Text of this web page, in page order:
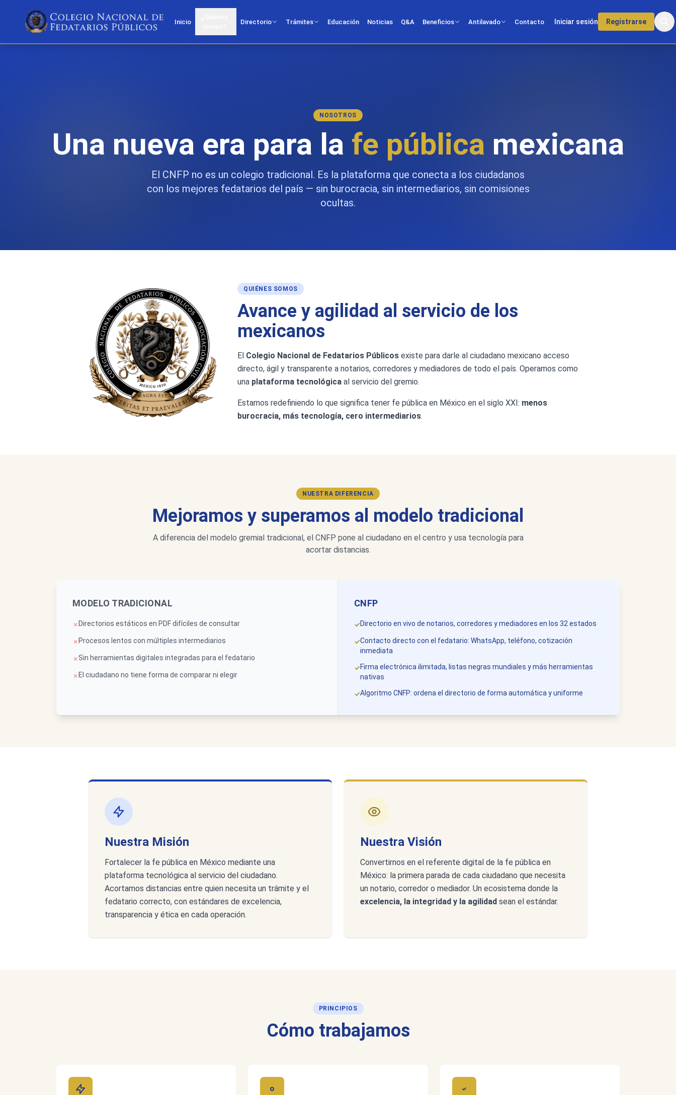
Inicio Directorio Trámites Educación Noticias Q&A Beneficios Antilavado Contacto Iniciar sesión Registrarse
NOSOTROS
Una nueva era para la fe pública mexicana
El CNFP no es un colegio tradicional. Es la plataforma que conecta a los ciudadanos
con los mejores fedatarios del país — sin burocracia, sin intermediarios, sin comisiones
ocultas.
QUIÉNES SOMOS
Avance y agilidad al servicio de los
mexicanos
El Colegio Nacional de Fedatarios Públicos existe para darle al ciudadano mexicano acceso
directo, ágil y transparente a notarios, corredores y mediadores de todo el país. Operamos como
una plataforma tecnológica al servicio del gremio.
Estamos redefiniendo lo que significa tener fe pública en México en el siglo XXI: menos
burocracia, más tecnología, cero intermediarios.
NUESTRA DIFERENCIA
Mejoramos y superamos al modelo tradicional
A diferencia del modelo gremial tradicional, el CNFP pone al ciudadano en el centro y usa tecnología para
acortar distancias.
MODELO TRADICIONAL
✗ Directorios estáticos en PDF difíciles de consultar
✗ Procesos lentos con múltiples intermediarios
✗Sin herramientas digitales integradas para el fedatario
✗ El ciudadano no tiene forma de comparar ni elegir
CNFP
✓Directorio en vivo de notarios, corredores y mediadores en los 32 estados
✓Contacto directo con el fedatario: WhatsApp, teléfono, cotización
inmediata
✓Firma electrónica ilimitada, listas negras mundiales y más herramientas
nativas
✓Algoritmo CNFP: ordena el directorio de forma automática y uniforme
Nuestra Misión
Fortalecer la fe pública en México mediante una
plataforma tecnológica al servicio del ciudadano.
Acortamos distancias entre quien necesita un trámite y el
fedatario correcto, con estándares de excelencia,
transparencia y ética en cada operación.
Nuestra Visión
Convertirnos en el referente digital de la fe pública en
México: la primera parada de cada ciudadano que necesita
un notario, corredor o mediador. Un ecosistema donde la
excelencia, la integridad y la agilidad sean el estándar.
PRINCIPIOS
Cómo trabajamos